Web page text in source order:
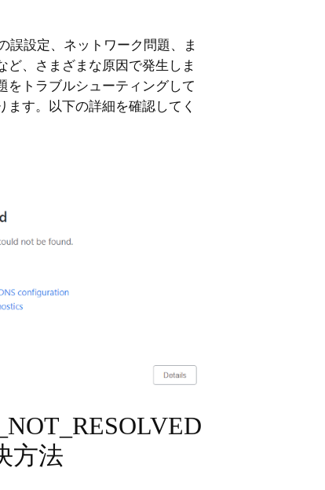
誤設定、ネットワーク問題、ま
ど、さまざまな原因で発生しま
をトラブルシューティングして
す。以下の詳細を確認してく
方法